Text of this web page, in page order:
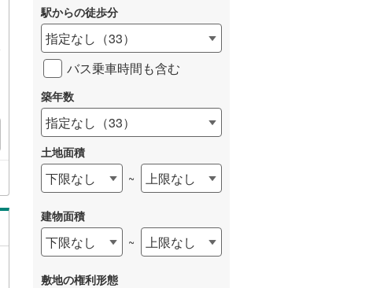
駅からの徒歩分
指定なし （33）
バス乗車時間も含む
築年数
指定なし （33）
土地面積
下限なし ~ 上限なし
建物面積
下限なし ~ 上限なし
敷地の権利形態